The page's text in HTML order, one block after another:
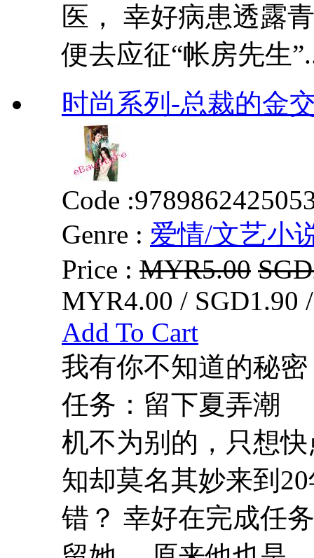
医， 幸好病患透露
便去应征“帐房先生
时尚系列-总裁的金
Code :
Genre : 爱情/文艺小
Price : MYR5.00
MYR4.00 / SGD1.90
Add To Cart
我有你不知道的秘
任务：留下夏弄潮
机不为别的，只想
知却莫名其妙来到
错？ 幸好在完成任